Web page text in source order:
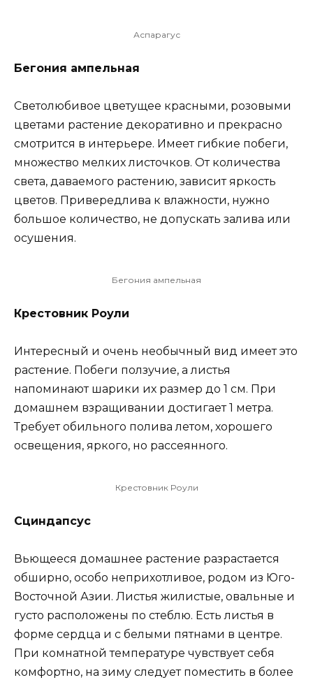
Аспарагус
Бегония ампельная
Светолюбивое цветущее красными, розовыми
цветами растение декоративно и прекрасно
смотрится в интерьере. Имеет гибкие побеги,
множество мелких листочков. От количества
света, даваемого растению, зависит яркость
цветов. Привередлива к влажности, нужно
большое количество, не допускать залива или
осушения.
Бегония ампельная
Крестовник Роули
Интересный и очень необычный вид имеет это
растение. Побеги ползучие, а листья
напоминают шарики их размер до 1 см. При
домашнем взращивании достигает 1 метра.
Требует обильного полива летом, хорошего
освещения, яркого, но рассеянного.
Крестовник Роули
Сциндапсус
Вьющееся домашнее растение разрастается
обширно, особо неприхотливое, родом из Юго-
Восточной Азии. Листья жилистые, овальные и
густо расположены по стеблю. Есть листья в
форме сердца и с белыми пятнами в центре.
При комнатной температуре чувствует себя
комфортно, на зиму следует поместить в более